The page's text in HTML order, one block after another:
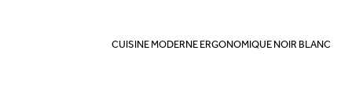
CUISINE MODERNE ERGONOMIQUE NOIR BLANC